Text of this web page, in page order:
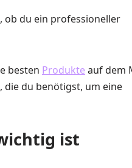
ob du ein professioneller
besten Produkte auf dem
du benötigst, um eine
ist